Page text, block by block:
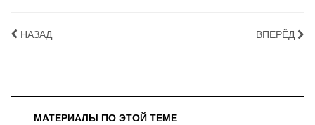
НАЗАД ВПЕРЁД
МАТЕРИАЛЫ ПО ЭТОЙ ТЕМЕ